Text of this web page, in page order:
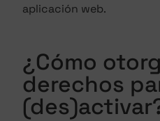
aplicación web.
¿Cómo
derechos